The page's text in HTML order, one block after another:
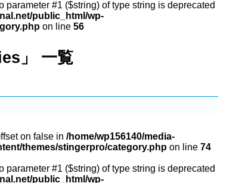
parameter #1 ($string) of type string is deprecated
public_html/wp-
on line 56
」 一覧
on false in /home/wp156140/media-
themes/stingerpro/category.php on line 74
parameter #1 ($string) of type string is deprecated
public_html/wp-